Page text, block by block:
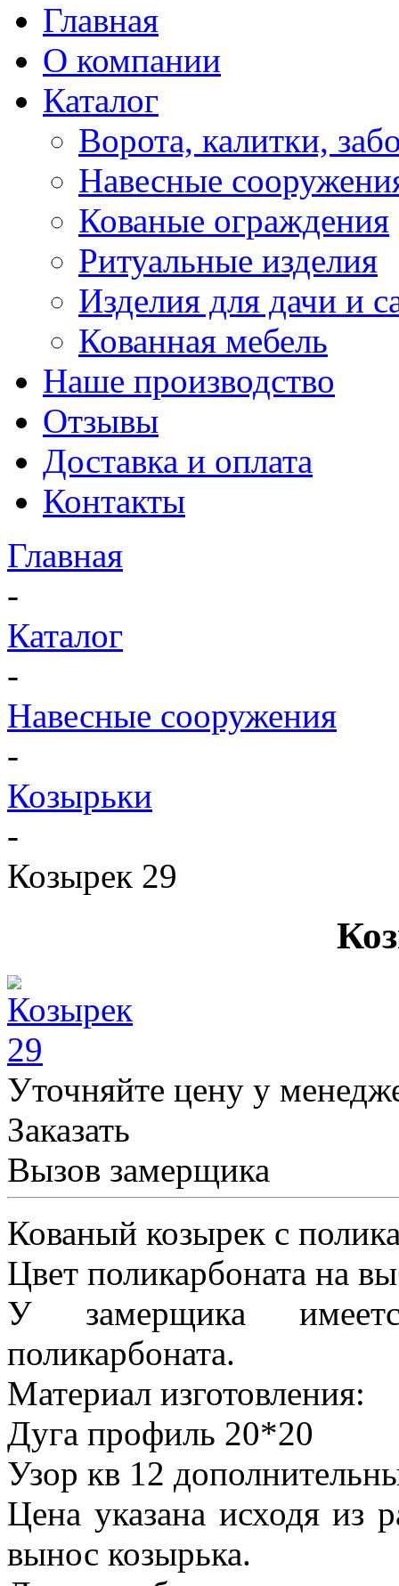
Главная
О компании
Каталог
Ворота, калитки,
Навесные
Кованые ограждения
Ритуальные изделия
Изделия для дачи и
Кованная мебель
Наше производство
Отзывы
Доставка и оплата
Контакты
Главная
-
Каталог
-
Навесные сооружения
-
Козырьки
-
Козырек 29
Уточняйте цену у
Заказать
Вызов замерщика
Кованый козырек с
Цвет поликарбоната на
У замерщика
поликарбоната.
Материал изготовления:
Дуга профиль 20*20
Узор кв 12
Цена указана исходя
вынос козырька.